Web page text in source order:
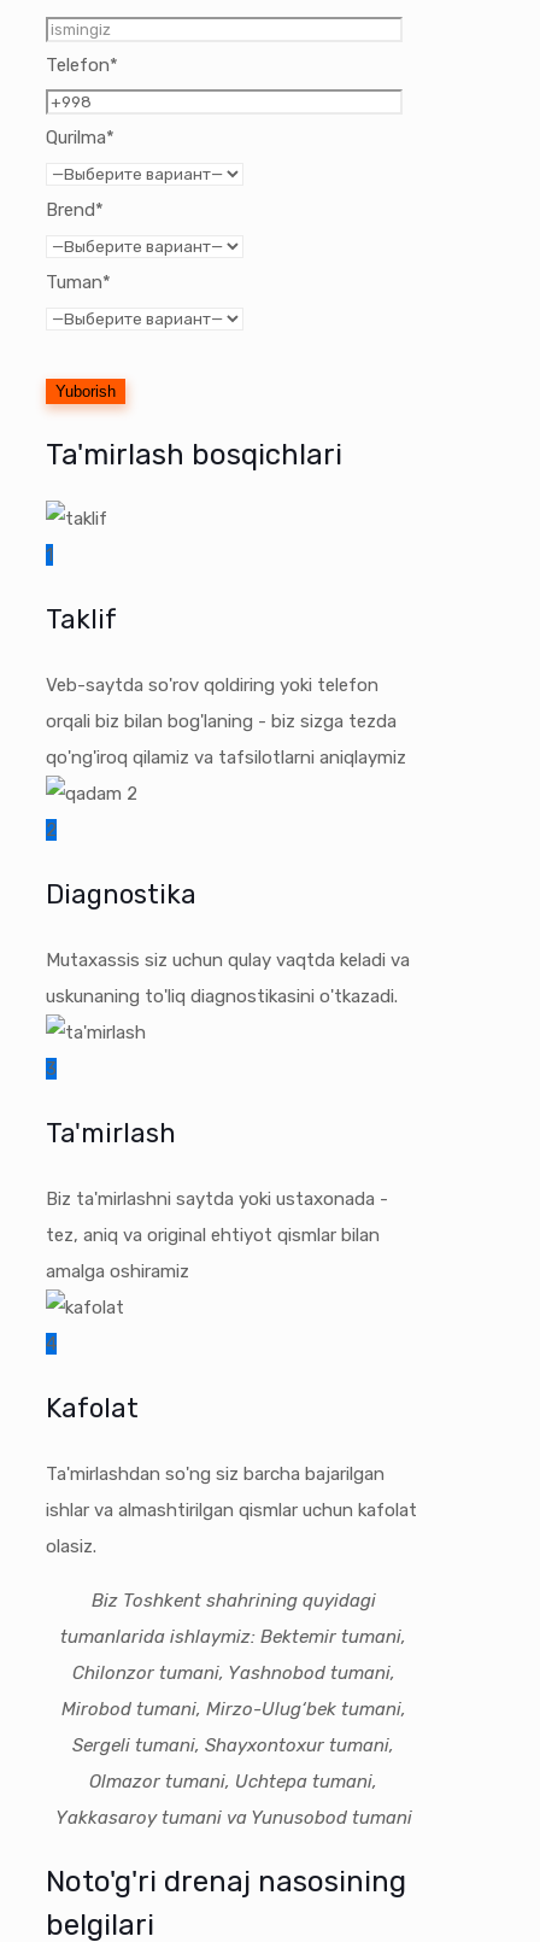
Telefon*
Qurilma*
Brend*
Tuman*
Ta'mirlash bosqichlari
1
Taklif
Veb-saytda so'rov qoldiring yoki telefon
orqali biz bilan bog'laning - biz sizga tezda
qo'ng'iroq qilamiz va tafsilotlarni aniqlaymiz
2
Diagnostika
Mutaxassis siz uchun qulay vaqtda keladi va
uskunaning to'liq diagnostikasini o'tkazadi.
3
Ta'mirlash
Biz ta'mirlashni saytda yoki ustaxonada -
tez, aniq va original ehtiyot qismlar bilan
amalga oshiramiz
4
Kafolat
Ta'mirlashdan so'ng siz barcha bajarilgan
ishlar va almashtirilgan qismlar uchun kafolat
olasiz.
Biz Toshkent shahrining quyidagi
tumanlarida ishlaymiz: Bektemir tumani,
Chilonzor tumani, Yashnobod tumani,
Mirobod tumani, Mirzo-Ulug‘bek tumani,
Sergeli tumani, Shayxontoxur tumani,
Olmazor tumani, Uchtepa tumani,
Yakkasaroy tumani va Yunusobod tumani
Noto'g'ri drenaj nasosining
belgilari